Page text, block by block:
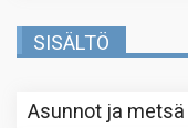
SISÄLTÖ
Asunnot ja metsä